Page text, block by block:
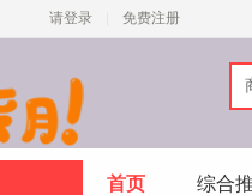
请登录 免费注册
首页 综合